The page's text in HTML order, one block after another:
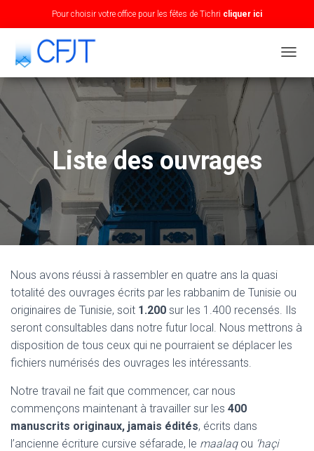
Pour choisir votre office pour les fêtes de Tichri cliquer ici
O
I
Liste des ouvrages
Nous avons réussi à rassembler en quatre ans la quasi
totalité des ouvrages écrits par les rabbanim de Tunisie ou
originaires de Tunisie, soit 1.200 sur les 1.400 recensés. Ils
seront consultables dans notre futur local. Nous mettrons à
disposition de tous ceux qui ne pourraient se déplacer les
fichiers numérisés des ouvrages les intéressants.
Notre travail ne fait que commencer, car nous
commençons maintenant à travailler sur les 400
manuscrits originaux, jamais édités, écrits dans
l’ancienne écriture cursive séfarade, le maalaq ou ‘haçi